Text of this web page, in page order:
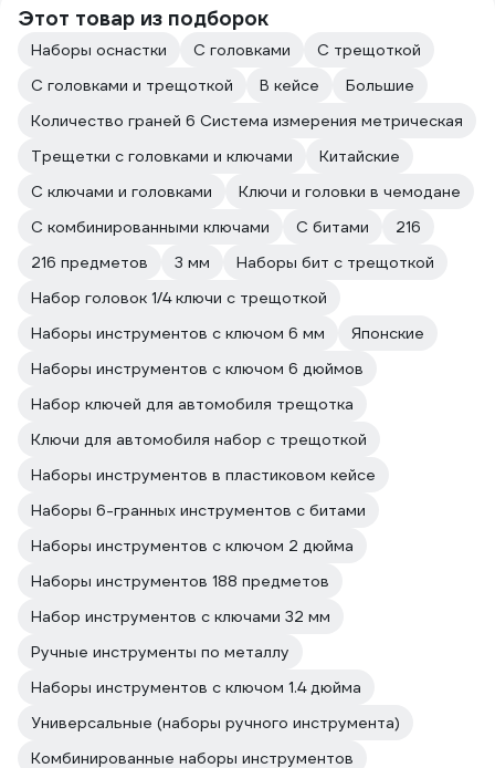
Этот товар из подборок
Наборы оснастки С головками
С трещоткой
С головками и трещоткой
В кейсе
Большие
Количество граней 6 Система измерения метрическая
Трещетки с головками и ключами
Китайские
С ключами и головками
Ключи и головки в чемодане
С комбинированными ключами
С битами
216
216 предметов
3 мм
Наборы бит с трещоткой
Набор головок 1/4 ключи с трещоткой
Наборы инструментов с ключом 6 мм
Японские
Наборы инструментов с ключом 6 дюймов
Набор ключей для автомобиля трещотка
Ключи для автомобиля набор с трещоткой
Наборы инструментов в пластиковом кейсе
Наборы 6-гранных инструментов с битами
Наборы инструментов с ключом 2 дюйма
Наборы инструментов 188 предметов
Набор инструментов с ключами 32 мм
Ручные инструменты по металлу
Наборы инструментов с ключом 1.4 дюйма
Универсальные (наборы ручного инструмента)
Комбинированные наборы инструментов